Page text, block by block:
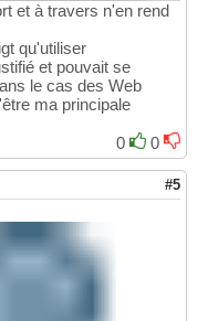
et à travers n'en rend
qu'utiliser
et pouvait se
le cas des Web
ma principale
0
0
#5